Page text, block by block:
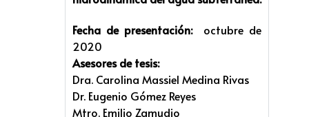
Fecha de presentación:
octubre de
2020
Asesores de tesis:
Dra. Carolina Massiel Medina Rivas
Dr. Eugenio Gómez Reyes
Mtro. Emilio Zamudio